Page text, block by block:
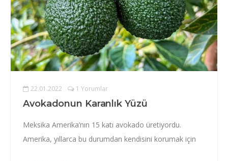
22.01.2022 1 Yorumlar
Avokadonun Karanlık Yüzü
Meksika Amerika’nın 15 katı avokado üretiyordu.
Amerika, yıllarca bu durumdan kendisini korumak için